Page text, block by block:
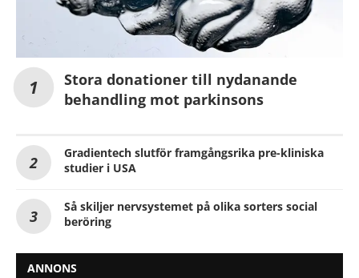
Stora donationer till nydanande
behandling mot parkinsons
Gradientech slutför framgångsrika pre-kliniska
studier i USA
Så skiljer nervsystemet på olika sorters social
beröring
ANNONS